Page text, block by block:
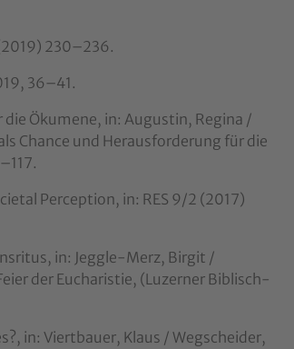
230–236.
36–41.
Ökumene, in: Augustin, Regina /
Chance und Herausforderung für die
Perception, in: RES 9/2 (2017)
in: Jeggle-Merz, Birgit /
der Eucharistie, (Luzerner Biblisch-
in: Viertbauer, Klaus / Wegscheider,